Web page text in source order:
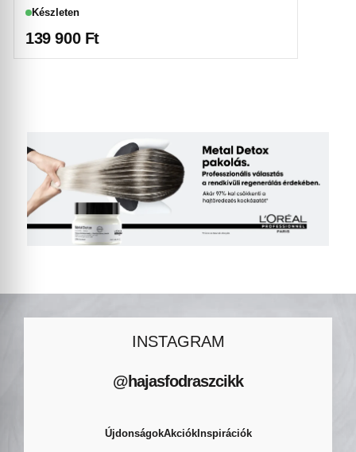
Készleten
139 900 Ft
INSTAGRAM
@hajasfodraszcikk
ÚjdonságokAkciókInspirációk